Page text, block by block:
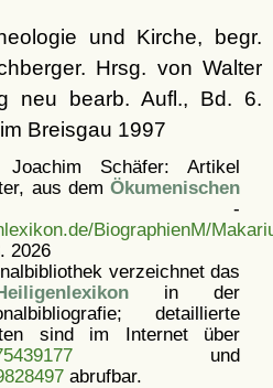
und Kirche, begr.
Hrsg. von Walter
neu bearb. Aufl., Bd. 6.
Breisgau 1997
Joachim Schäfer: Artikel
aus dem Ökumenischen
BiographienM/
2026
verzeichnet das
in der
detaillierte
sind im Internet über
und
abrufbar.